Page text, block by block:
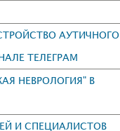
АУТИЧНОГО
ТЕЛЕГРАМ
НЕВРОЛОГИЯ" В
И СПЕЦИАЛИСТОВ